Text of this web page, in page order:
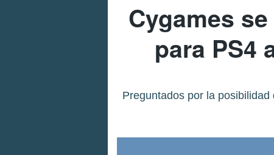
Cygames
para PS4
Preguntados por la